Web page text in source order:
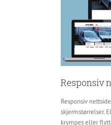
Responsiv
Responsiv
skjermstørrelser.
krympes eller